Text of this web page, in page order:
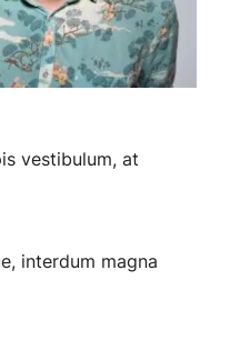
vestibulum, at
interdum magna